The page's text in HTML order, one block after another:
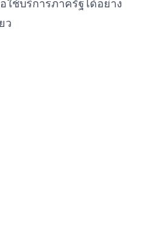
ช้บริการภาครัฐได้อย่าง
ว